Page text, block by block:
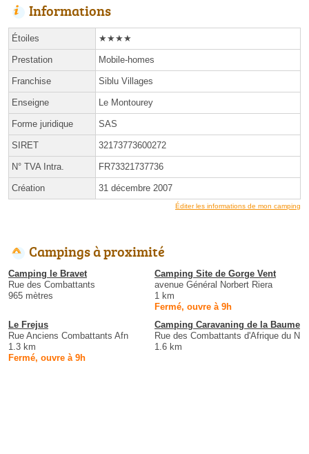
Informations
Étoiles ★★★★
Prestation Mobile-homes
Franchise Siblu Villages
Enseigne Le Montourey
Forme juridique SAS
SIRET 32173773600272
N° TVA Intra. FR73321737736
Création 31 décembre 2007
Éditer les informations de mon camping
Campings à proximité
Camping le Bravet
Rue des Combattants
965 mètres
Camping Site de Gorge Vent
avenue Général Norbert Riera
1 km
Fermé, ouvre à 9h
Le Frejus
Rue Anciens Combattants Afn
1.3 km
Fermé, ouvre à 9h
Camping Caravaning de la Baume
Rue des Combattants d'Afrique du N
1.6 km